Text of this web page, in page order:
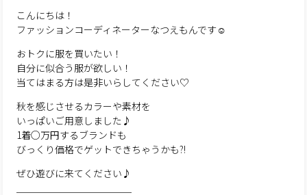
こんにちは！
ファッションコーディネーターなつえもんです☺︎
おトクに服を買いたい！
自分に似合う服が欲しい！
当てはまる方は是非いらしてください♡
秋を感じさせるカラーや素材を
いっぱいご用意しました♪
1着○万円するブランドも
びっくり価格でゲットできちゃうかも⁈
ぜひ遊びに来てください♪